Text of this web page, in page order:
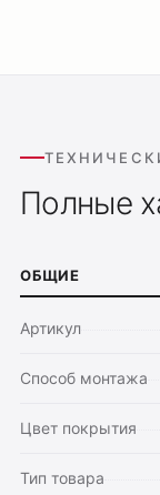
Полные
ОБЩИЕ
Артикул
Способ монтажа
Цвет покрытия
Тип товара